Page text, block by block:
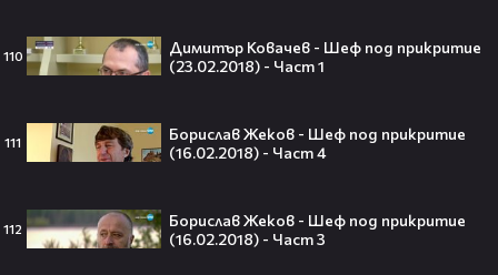
110
Димитър Ковачев - Шеф под прикритие
(23.02.2018) - Част 1
111
Борислав Жеков - Шеф под прикритие
(16.02.2018) - Част 4
112
Борислав Жеков - Шеф под прикритие
(16.02.2018) - Част 3
Топ 5 игри, които ще ти дадат